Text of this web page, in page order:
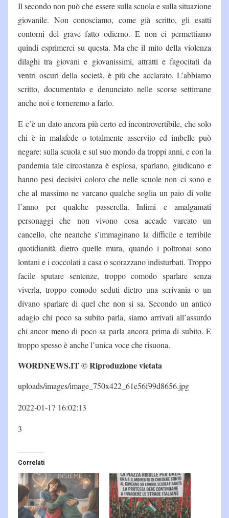
Il secondo non può che essere sulla scuola e sulla situazione
giovanile. Non conosciamo, come già scritto, gli esatti
contorni del grave fatto odierno. E non ci permettiamo
quindi esprimerci su questa. Ma che il mito della violenza
dilaghi tra giovani e giovanissimi, attratti e fagocitati da
ventri oscuri della società, è più che acclarato. L’abbiamo
scritto, documentato e denunciato nelle scorse settimane
anche noi e torneremo a farlo.
E c’è un dato ancora più certo ed incontrovertibile, che solo
chi è in malafede o totalmente asservito ed imbelle può
negare: sulla scuola e sul suo mondo da troppi anni, e con la
pandemia tale circostanza è esplosa, sparlano, giudicano e
hanno pesi decisivi coloro che nelle scuole non ci sono e
che al massimo ne varcano qualche soglia un paio di volte
l’anno per qualche passerella. Infimi e amalgamati
personaggi che non vivono cosa accade varcato un
cancello, che neanche s’immaginano la difficile e terribile
quotidianità dietro quelle mura, quando i poltronai sono
lontani e i coccolati a casa o scorazzano indisturbati. Troppo
facile sputare sentenze, troppo comodo sparlare senza
viverla, troppo comodo seduti dietro una scrivania o un
divano sparlare di quel che non si sa. Secondo un antico
adagio chi poco sa subito parla, siamo arrivati all’assurdo
chi ancor meno di poco sa parla ancora prima di subito. E
troppo spesso è anche l’unica voce che risuona.
WORDNEWS.IT © Riproduzione vietata
uploads/images/image_750x422_61e56f99d8656.jpg
2022-01-17 16:02:13
3
Correlati